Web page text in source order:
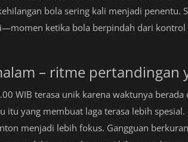
bola sering kali menjadi penentu.
ketika bola berpindah dari kontrol
– ritme pertandingan
WIB terasa unik karena waktunya
itu yang membuat laga terasa lebih
menjadi lebih fokus. Gangguan